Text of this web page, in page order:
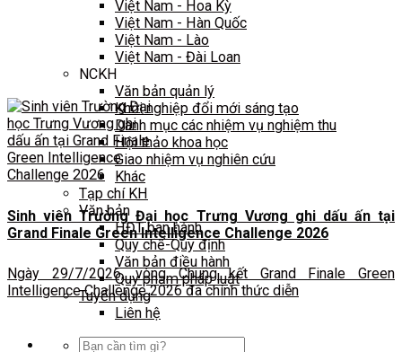
Việt Nam - Hoa Kỳ
Việt Nam - Hàn Quốc
Việt Nam - Lào
Việt Nam - Đài Loan
NCKH
Văn bản quản lý
Khởi nghiệp đổi mới sáng tạo
Danh mục các nhiệm vụ nghiệm thu
Hội thảo khoa học
Giao nhiệm vụ nghiên cứu
Khác
Tạp chí KH
Văn bản
HĐT ban hành
Quy chế-Quy định
Văn bản điều hành
Quy phạm pháp luật
Tuyển dụng
Liên hệ
Search
Sinh viên Trường Đại học Trưng Vương ghi dấu ấn tại
Grand Finale Green Intelligence Challenge 2026
Ngày 29/7/2026, vòng Chung kết Grand Finale Green
Intelligence Challenge 2026 đã chính thức diễn